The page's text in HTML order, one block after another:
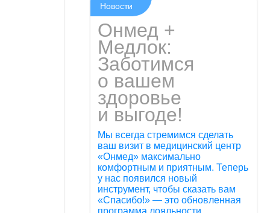
Онмед +
Медлок:
Заботимся
о вашем
здоровье
и выгоде!
Мы всегда стремимся сделать
ваш визит в медицинский центр
«Онмед» максимально
комфортным и приятным. Теперь
у нас появился новый
инструмент, чтобы сказать вам
«Спасибо!» — это обновленная
программа лояльности,
Новости